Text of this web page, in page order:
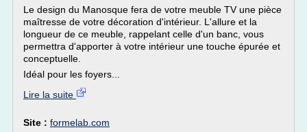
Le design du Manosque fera de votre meuble TV une pièce
maîtresse de votre décoration d'intérieur. L'allure et la
longueur de ce meuble, rappelant celle d'un banc, vous
permettra d'apporter à votre intérieur une touche épurée et
conceptuelle.
Idéal pour les foyers...
Lire la suite
Site : formelab.com